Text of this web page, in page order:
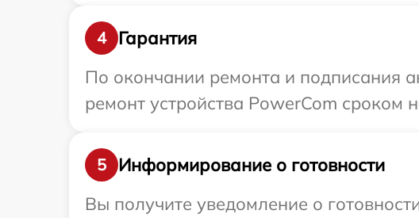
4
Гарантия
По окончании ремонта и подписания
ремонт устройства PowerCom сроком
5
Информирование о готовности
Вы получите уведомление о